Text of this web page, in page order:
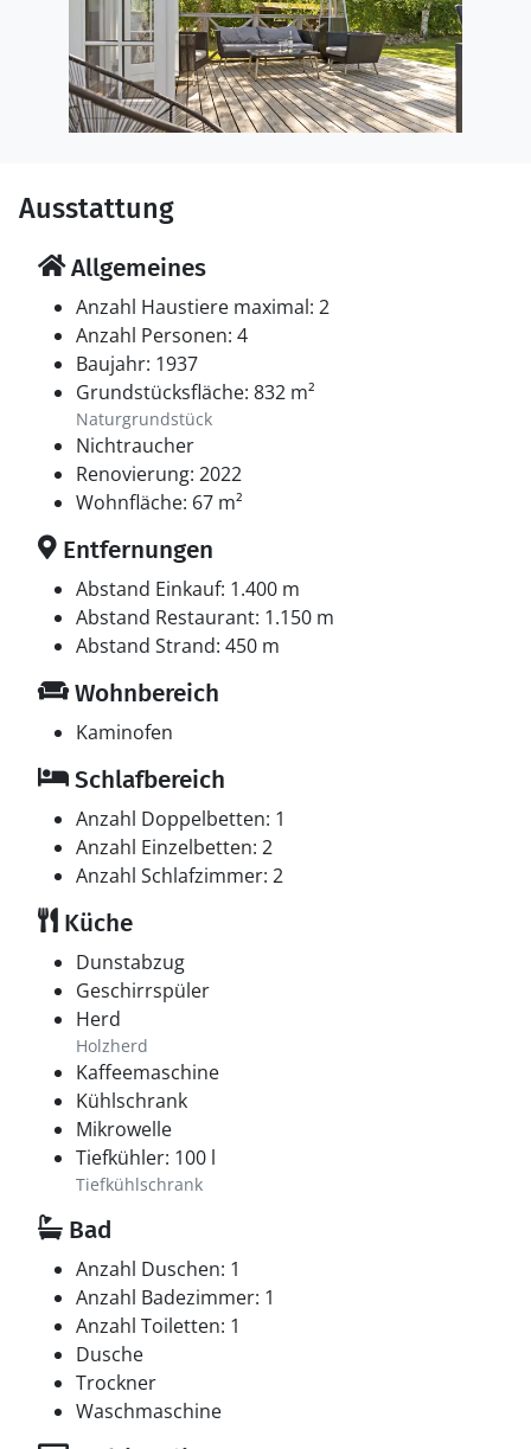
Ausstattung
Allgemeines
Anzahl Haustiere maximal: 2
Anzahl Personen: 4
Baujahr: 1937
Grundstücksfläche: 832 m²
Naturgrundstück
Nichtraucher
Renovierung: 2022
Wohnfläche: 67 m²
Entfernungen
Abstand Einkauf: 1.400 m
Abstand Restaurant: 1.150 m
Abstand Strand: 450 m
Wohnbereich
Kaminofen
Schlafbereich
Anzahl Doppelbetten: 1
Anzahl Einzelbetten: 2
Anzahl Schlafzimmer: 2
Küche
Dunstabzug
Geschirrspüler
Herd
Holzherd
Kaffeemaschine
Kühlschrank
Mikrowelle
Tiefkühler: 100 l
Tiefkühlschrank
Bad
Anzahl Duschen: 1
Anzahl Badezimmer: 1
Anzahl Toiletten: 1
Dusche
Trockner
Waschmaschine